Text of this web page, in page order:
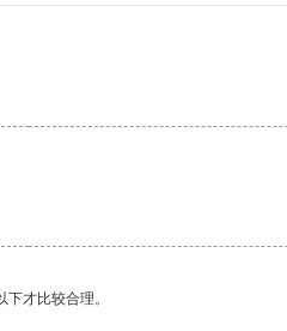
才比较合理。